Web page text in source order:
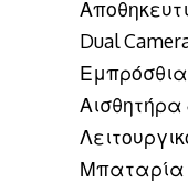
Dual
Αισθητήρα
Μπαταρία